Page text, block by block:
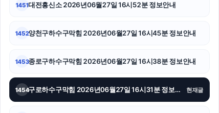
1451대전흥신소 2026년06월27일 16시52분 정보안내
1452양천구하수구막힘 2026년06월27일 16시45분 정보안내
1453종로구하수구막힘 2026년06월27일 16시38분 정보안내
1454 구로하수구막힘 2026년06월27일 16시31분 정보안내 현재글